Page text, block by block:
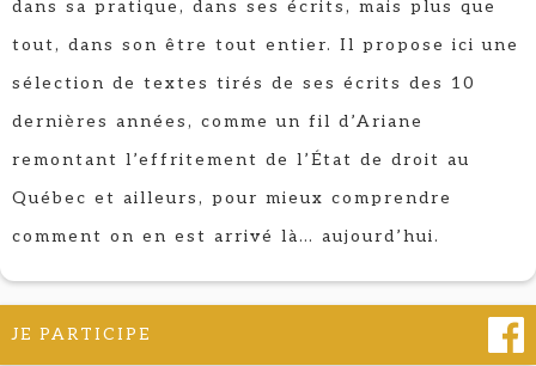
dans sa pratique, dans ses écrits, mais plus que
tout, dans son être tout entier. Il propose ici une
sélection de textes tirés de ses écrits des 10
dernières années, comme un fil d’Ariane
remontant l’effritement de l’État de droit au
Québec et ailleurs, pour mieux comprendre
comment on en est arrivé là… aujourd’hui.
JE PARTICIPE